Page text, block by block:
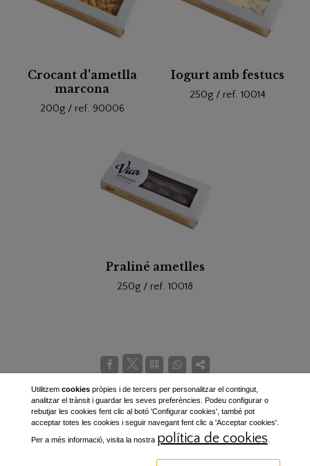
Crocant d'ametlla
marcona
200g / ref. 90006
Iogurt amb festucs
250g / ref. 10014
Praliné ametlles
250g / ref. 10018
© Torrons Viar 2016
C/. Del Riu 22-24
Utilitzem cookiespròpies i de tercers per personalitzar el contingut,
analitzar el trànsit i guardar les seves preferències. Podeu configurar o
rebutjar les cookies fent clic al botó 'Configurar cookies', també pot
acceptar totes les cookies i seguir navegant fent clic a 'Acceptar cookies'.
Per a més informació, visita la nostra política de cookies